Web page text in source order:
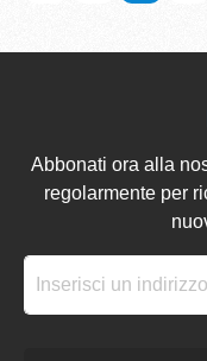
Abbonati ora alla
regolarmente per